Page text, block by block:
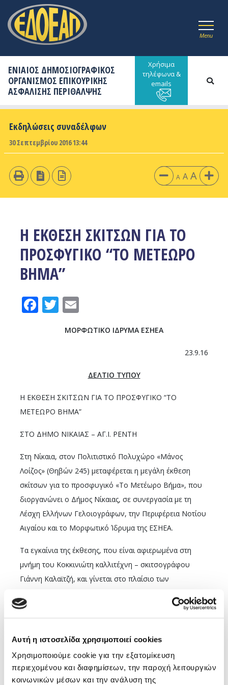
Αυτή η ιστοσελίδα χρησιμοποιεί cookies
Χρησιμοποιούμε cookie για την εξατομίκευση
περιεχομένου και διαφημίσεων, την παροχή λειτουργιών
κοινωνικών μέσων και την ανάλυση της
Menu
ΕΝΙΑΙΟΣ ΔΗΜΟΣΙΟΓΡΑΦΙΚΟΣ
ΟΡΓΑΝΙΣΜΟΣ ΕΠΙΚΟΥΡΙΚΗΣ
ΑΣΦΑΛΙΣΗΣ ΠΕΡΙΘΑΛΨΗΣ
Χρήσιμα
τηλέφωνα &
emails
Εκδηλώσεις συναδέλφων
30 Σεπτεμβρίου 2016 13:44
A A A
Η ΕΚΘΕΣΗ ΣΚΙΤΣΩΝ ΓΙΑ ΤΟ
ΠΡΟΣΦΥΓΙΚΟ “ΤΟ ΜΕΤΕΩΡΟ
ΒΗΜΑ”
Facebook
Twitter
ΜΟΡΦΩΤΙΚΟ ΙΔΡΥΜΑ ΕΣΗΕΑ
23.9.16
ΔΕΛΤΙΟ ΤΥΠΟΥ
Η ΕΚΘΕΣΗ ΣΚΙΤΣΩΝ ΓΙΑ ΤΟ ΠΡΟΣΦΥΓΙΚΟ “ΤΟ
ΜΕΤΕΩΡΟ ΒΗΜΑ”
ΣΤΟ ΔΗΜΟ ΝΙΚΑΙΑΣ – ΑΓ.Ι. ΡΕΝΤΗ
Στη Νίκαια, στον Πολιτιστικό Πολυχώρο «Μάνος
Λοίζος» (Θηβών 245) μεταφέρεται η μεγάλη έκθεση
σκίτσων για το προσφυγικό «Το Μετέωρο Βήμα», που
διοργανώνει ο Δήμος Νίκαιας, σε συνεργασία με τη
Λέσχη Ελλήνων Γελοιογράφων, την Περιφέρεια Νοτίου
Αιγαίου και το Μορφωτικό Ίδρυμα της ΕΣΗΕΑ.
Τα εγκαίνια της έκθεσης, που είναι αφιερωμένα στη
μνήμη του Κοκκινιώτη καλλιτέχνη – σκιτσογράφου
Γιάννη Καλαϊτζή, και γίνεται στο πλαίσιο των
του Δήμου Νίκαιας – Αγ. Ι. Ρέντη, θα
πραγματοποιηθούν την Δευτέρα, 26 Σεπτεμβρίου
2016, ώρα 7.30 μ.μ. Η έκθεση θα διαρκέσει έως τις 2
Οκτωβρίου, ώρες 10 π.μ. – 13.00 και 18.30 – 22.30.
Στην έκθεση, που έχει ήδη παρουσιαστεί στα νησιά του